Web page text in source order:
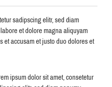
sadipscing elitr, sed diam
et dolore magna aliquyam
et accusam et justo duo dolores et
ipsum dolor sit amet, consetetur